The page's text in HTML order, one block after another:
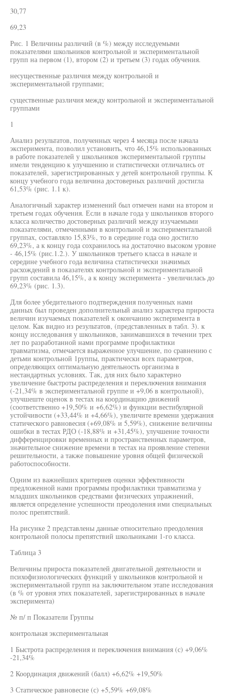
30,77
69,23
Рис. 1 Величины различий (в %) между исследуемыми
показателями школьников контрольной и экспериментальной
групп на первом (1), втором (2) и третьем (3) годах обучения.
несущественные различия между контрольной и
экспериментальной группами;
существенные различия между контрольной и экспериментальной
группами
1
Анализ результатов, полученных через 4 месяца после начала
эксперимента, позволил установить, что 46,15% использованных
в работе показателей у школьников экспериментальной группы
имели тенденцию к улучшению и статистически отличались от
показателей, зарегистрированных у детей контрольной группы. К
концу учебного года величина достоверных различий достигла
61,53% (рис. 1.1 к).
Аналогичный характер изменений был отмечен нами на втором и
третьем годах обучения. Если в начале года у школьников второго
класса количество достоверных различий между изучаемыми
показателями, отмеченными в контрольной и экспериментальной
группах, составляло 15,83%, то в середине года оно достигло
69,23%, а к концу года сохранилось на достаточно высоком уровне
- 46,15% (рис.1.2.). У школьников третьего класса в начале и
середине учебного года величина статистически значимых
расхождений в показателях контрольной и экспериментальной
групп составила 46,15%, а к концу эксперимента - увеличилась до
69,23% (рис. 1.3).
Для более убедительного подтверждения полученных нами
данных был проведен дополнительный анализ характера прироста
величин изучаемых показателей к окончанию эксперимента в
целом. Как видно из результатов, (представленных в табл. 3). к
концу исследования у школьников, занимавшихся в течении трех
лет по разработанной нами программе профилактики
травматизма, отмечается выраженное улучшение, по сравнению с
детьми контрольной 1руппы, практически всех параметров,
определяющих оптимальную деятельность организма в
нестандартных условиях. Так, для них было характерно
увеличение быстроты распределения и переключения внимания
(-21,34% в экспериментальной группе и +9,06 в контрольной),
улучшеште оценок в тестах на координацию движений
(соответственно +19,50% и +6,62%) и функции вестибулярной
устойчивости (+33,44% и +4,66%), увеличите времени удержания
статического равновесия (+69,08% и 5,59%), снижение величины
ошибки в тестах РДО (-18,88% и +31,45%), улучшение точности
дифференцировки временных и пространственных параметров,
значительное снижение времени в тестах на проявление степени
решительности, а также повышение уровня общей физической
работоспособности.
Одним из важнейших критериев оценки эффективности
предложенной нами программы профилактики травматизма у
младших школьников средствами физических упражнений,
является определение успешности преодоления ими специальных
полос препятствий.
На рисунке 2 представлены данные относительно преодоления
контрольной полосы препятствий школьниками 1-го класса.
Таблица 3
Величины прироста показателей двигательной деятельности и
психофизиологических функций у школьников контрольной н
экспериментальной групп на заключительном этапе исследования
(в % от уровня этих показателей, зарегистрированных в начале
эксперимента)
№ п/ п Показатели Группы
контрольная экспериментальная
1 Быстрота распределения и переключения внимания (с) +9,06%
-21,34%
2 Координация движений (балл) +6,62% +19,50%
3 Статическое равновесие (с) +5,59% +69,08%